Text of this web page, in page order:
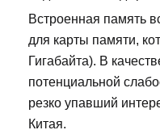
Встроенная память
для карты памяти,
Гигабайта). В
потенциальной
резко упавший
Китая.